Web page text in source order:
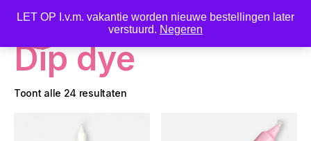
LET OP I.v.m. vakantie worden nieuwe bestellingen later
verstuurd. Negeren
Dip dye
Toont alle 24 resultaten